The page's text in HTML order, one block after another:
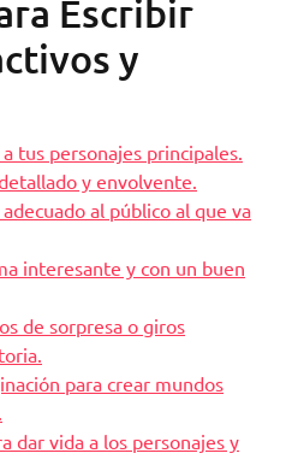
Escribir
y
tus personajes principales.
y envolvente.
al público al que va
interesante y con un buen
de sorpresa o giros
para crear mundos
dar vida a los personajes y